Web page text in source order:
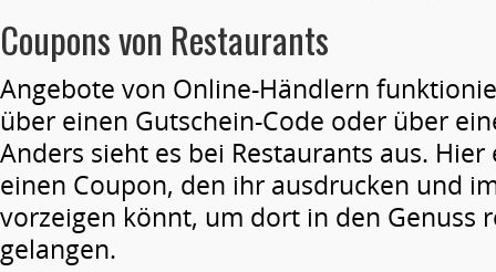
Coupons von Restaurants
Angebote von Online-Händlern
über einen Gutschein-Code oder über
Anders sieht es bei Restaurants aus.
einen Coupon, den ihr ausdrucken und
vorzeigen könnt, um dort in den Genuss
gelangen.